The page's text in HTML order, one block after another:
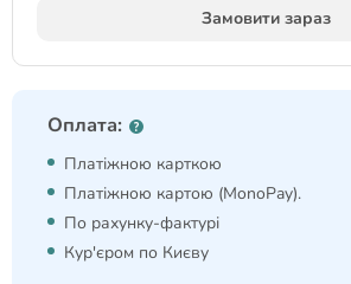
Замовити зараз
Оплата:
Платіжною карткою
Платіжною картою (MonoPay).
По рахунку-фактурі
Кур'єром по Києву